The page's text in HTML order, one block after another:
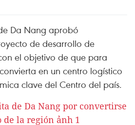
Da Nang aprobó
de desarrollo de
el objetivo de que para
en un centro logístico
clave del Centro del país.